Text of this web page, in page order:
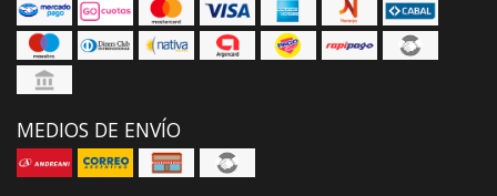
MEDIOS DE ENVÍO